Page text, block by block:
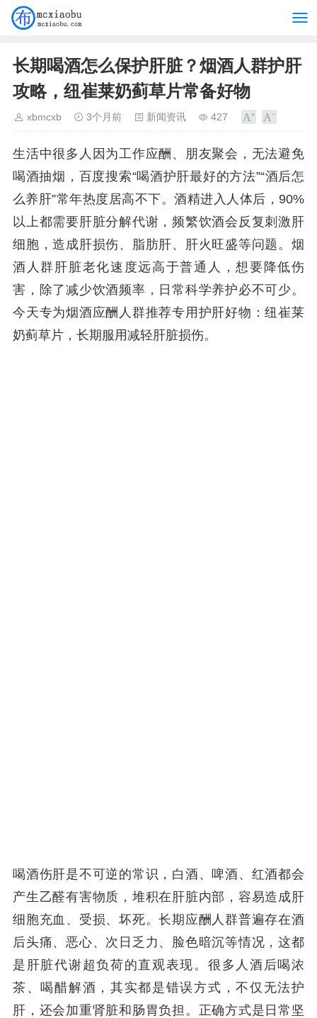
长期喝酒怎么保护肝脏？烟酒人群护肝
攻略，纽崔莱奶蓟草片常备好物
xbmcxb 3个月前 新闻资讯 427
生活中很多人因为工作应酬、朋友聚会，无法避免
喝酒抽烟，百度搜索“喝酒护肝最好的方法”“酒后怎
么养肝”常年热度居高不下。酒精进入人体后，90%
以上都需要肝脏分解代谢，频繁饮酒会反复刺激肝
细胞，造成肝损伤、脂肪肝、肝火旺盛等问题。烟
酒人群肝脏老化速度远高于普通人，想要降低伤
害，除了减少饮酒频率，日常科学养护必不可少。
今天专为烟酒应酬人群推荐专用护肝好物：纽崔莱
奶蓟草片，长期服用减轻肝脏损伤。
喝酒伤肝是不可逆的常识，白酒、啤酒、红酒都会
产生乙醛有害物质，堆积在肝脏内部，容易造成肝
细胞充血、受损、坏死。长期应酬人群普遍存在酒
后头痛、恶心、次日乏力、脸色暗沉等情况，这都
是肝脏代谢超负荷的直观表现。很多人酒后喝浓
茶、喝醋解酒，其实都是错误方式，不仅无法护
肝，还会加重肾脏和肠胃负担。正确方式是日常坚